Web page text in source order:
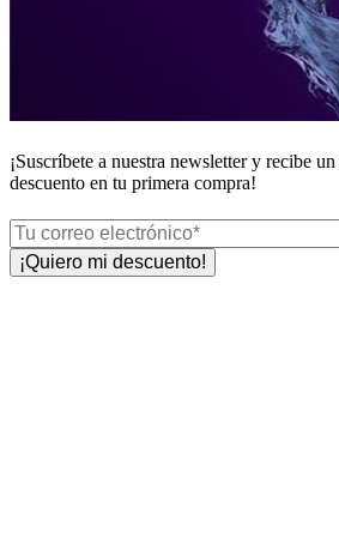
¡Suscríbete a nuestra newsletter y recibe un
descuento en tu primera compra!